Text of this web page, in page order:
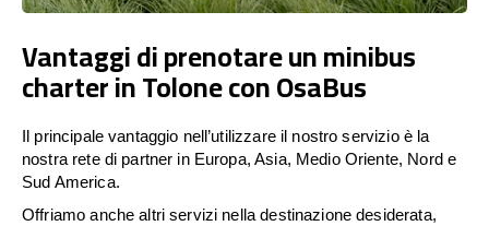
Vantaggi di prenotare un minibus
charter in Tolone con OsaBus
Il principale vantaggio nell’utilizzare il nostro servizio è la
nostra rete di partner in Europa, Asia, Medio Oriente, Nord e
Sud America.
Offriamo anche altri servizi nella destinazione desiderata,